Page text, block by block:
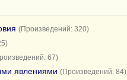
(Произведений: 320)
67)
явлениями (Произведений: 84)